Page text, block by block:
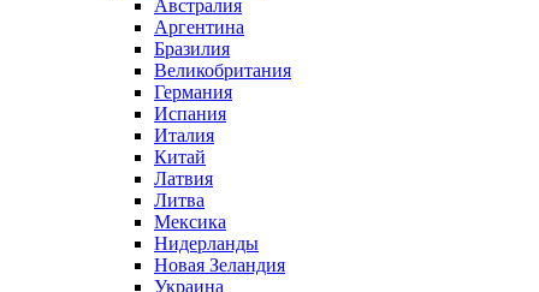
Австралия
Аргентина
Бразилия
Великобритания
Германия
Испания
Италия
Китай
Латвия
Литва
Мексика
Нидерланды
Новая Зеландия
Украина